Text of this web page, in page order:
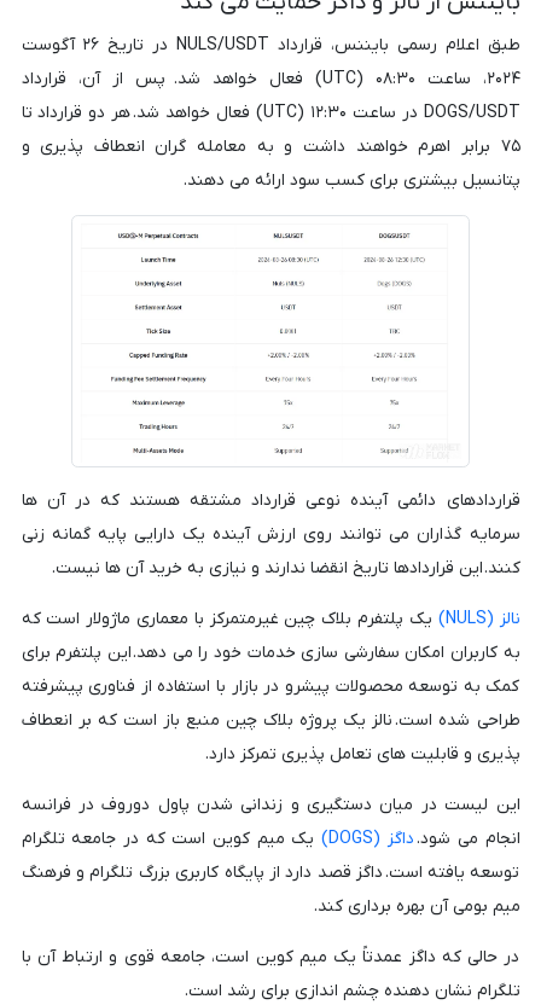
طبق اعلام رسمی بایننس، قرارداد NULS/USDT در تاریخ ۲۶ آگوست
۲۰۲۴، ساعت ۰۸:۳۰ (UTC) فعال خواهد شد. پس از آن، قرارداد
DOGS/USDT در ساعت ۱۲:۳۰ (UTC) فعال خواهد شد. هر دو قرارداد تا
۷۵ برابر اهرم خواهند داشت و به معامله گران انعطاف پذیری و
پتانسیل بیشتری برای کسب سود ارائه می دهند.
قراردادهای دائمی آینده نوعی قرارداد مشتقه هستند که در آن ها
سرمایه گذاران می توانند روی ارزش آینده یک دارایی پایه گمانه زنی
کنند. این قراردادها تاریخ انقضا ندارند و نیازی به خرید آن ها نیست.
نالز (NULS)
یک پلتفرم بلاک چین غیرمتمرکز با معماری ماژولار است که
به کاربران امکان سفارشی سازی خدمات خود را می دهد. این پلتفرم برای
کمک به توسعه محصولات پیشرو در بازار با استفاده از فناوری پیشرفته
طراحی شده است. نالز یک پروژه بلاک چین منبع باز است که بر انعطاف
پذیری و قابلیت های تعامل پذیری تمرکز دارد.
این لیست در میان دستگیری و زندانی شدن پاول دوروف در فرانسه
انجام می شود. داگز (DOGS)
یک میم کوین است که در جامعه تلگرام
توسعه یافته است. داگز قصد دارد از پایگاه کاربری بزرگ تلگرام و فرهنگ
میم بومی آن بهره برداری کند.
در حالی که داگز عمدتاً یک میم کوین است، جامعه قوی و ارتباط آن با
تلگرام نشان دهنده چشم اندازی برای رشد است.